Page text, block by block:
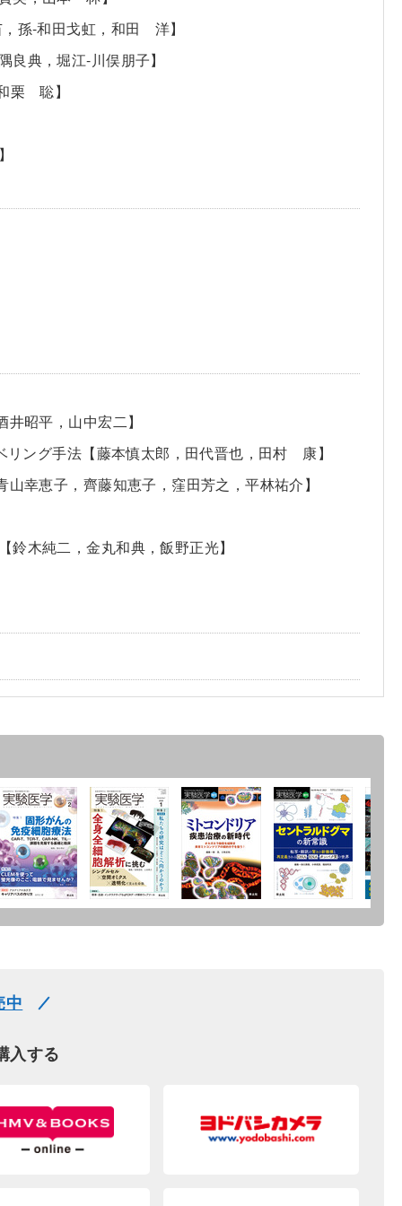
孫-和田戈虹，和田 洋】
典，堀江-川俣朋子】
栗 聡】
昭平，山中宏二】
ング手法【藤本慎太郎，田代晋也，田村 康】
幸恵子，齊藤知恵子，窪田芳之，平林祐介】
木純二，金丸和典，飯野正光】
中
入する